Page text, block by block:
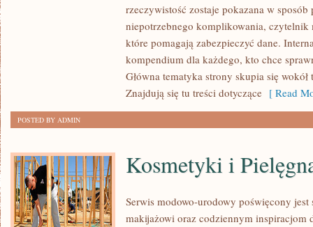
REGULACJE
rzeczywistość zostaje pokazana w sposób
niepotrzebnego komplikowania,
które pomagają zabezpieczyć dane.
kompendium dla każdego, kto chce
Główna tematyka strony skupia się
Znajdują się tu treści dotyczące [ Read
POSTED BY ADMIN
Kosmetyki i
Serwis modowo-urodowy poświęcony
makijażowi oraz codziennym inspiracjom